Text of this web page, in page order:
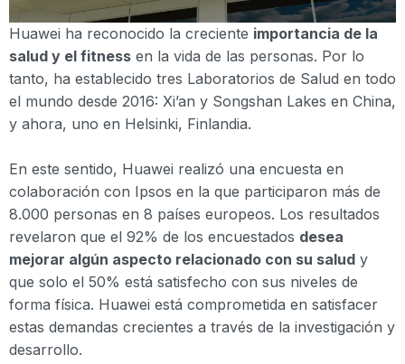
Huawei ha reconocido la creciente importancia de la
salud y el fitness en la vida de las personas. Por lo
tanto, ha establecido tres Laboratorios de Salud en todo
el mundo desde 2016: Xi’an y Songshan Lakes en China,
y ahora, uno en Helsinki, Finlandia.
En este sentido, Huawei realizó una encuesta en
colaboración con Ipsos en la que participaron más de
8.000 personas en 8 países europeos. Los resultados
revelaron que el 92% de los encuestados desea
mejorar algún aspecto relacionado con su salud y
que solo el 50% está satisfecho con sus niveles de
forma física. Huawei está comprometida en satisfacer
estas demandas crecientes a través de la investigación y
desarrollo.